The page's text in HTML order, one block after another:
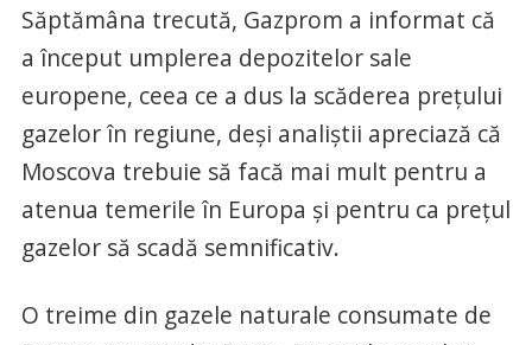
Săptămâna trecută, Gazprom a informat că
a început umplerea depozitelor sale
europene, ceea ce a dus la scăderea preţului
gazelor în regiune, deşi analiştii apreciază că
Moscova trebuie să facă mai mult pentru a
atenua temerile în Europa şi pentru ca preţul
gazelor să scadă semnificativ.
O treime din gazele naturale consumate de